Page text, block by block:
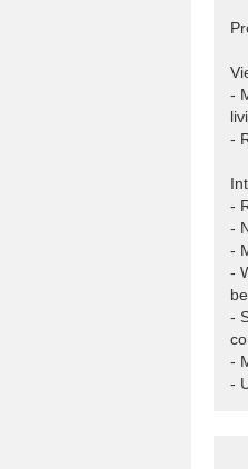
-
-
-
-
-
-
-
-
-